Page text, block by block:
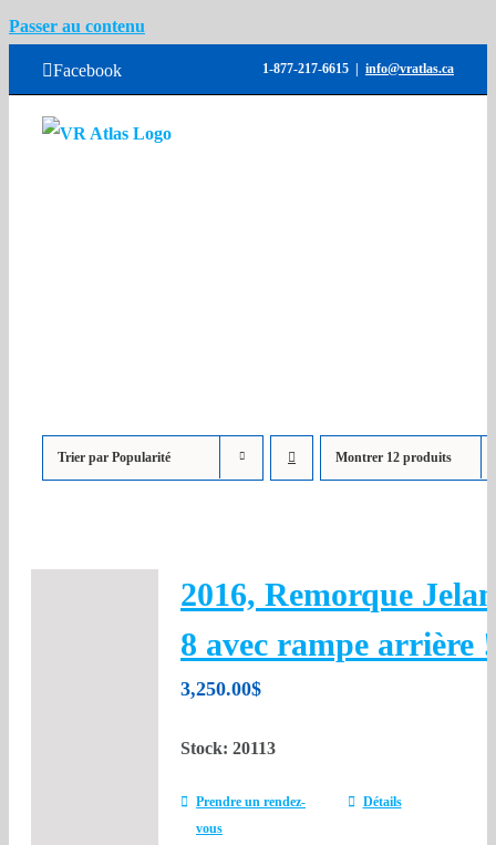
Passer au contenu
Facebook 1-877-217-6615 info@vratlas.ca
Trier par Popularité Montrer 12 produits
2016, Remorque
8 avec rampe arrière !
3,250.00$
Stock: 20113
Prendre un rendez-
vous
Détails